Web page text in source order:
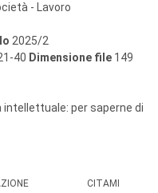
- Lavoro
2025/2
40 Dimensione file 149
intellettuale: per saperne di
CITAMI